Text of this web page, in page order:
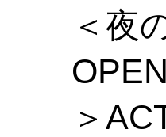
＜夜
＞